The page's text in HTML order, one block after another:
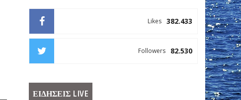
382.433
Likes
82.530
Followers
ΕΙΔΗΣΕΙΣ LIVE